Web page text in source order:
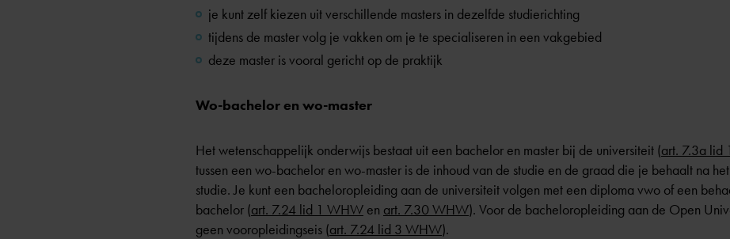
je kunt zelf kiezen uit verschillende masters in dezelfde studierichting
tijdens de master volg je vakken om je te specialiseren in een vakgebied
deze master is vooral gericht op de praktijk
Wo-bachelor en wo-master
Het wetenschappelijk onderwijs bestaat uit een bachelor en master bij de universiteit (art. 7.3a lid
tussen een wo-bachelor en wo-master is de inhoud van de studie en de graad die je behaalt na
studie. Je kunt een bacheloropleiding aan de universiteit volgen met een diploma vwo of een
bachelor (art. 7.24 lid 1 WHW en art. 7.30 WHW). Voor de bacheloropleiding aan de Open
geen vooropleidingseis (art. 7.24 lid 3 WHW).